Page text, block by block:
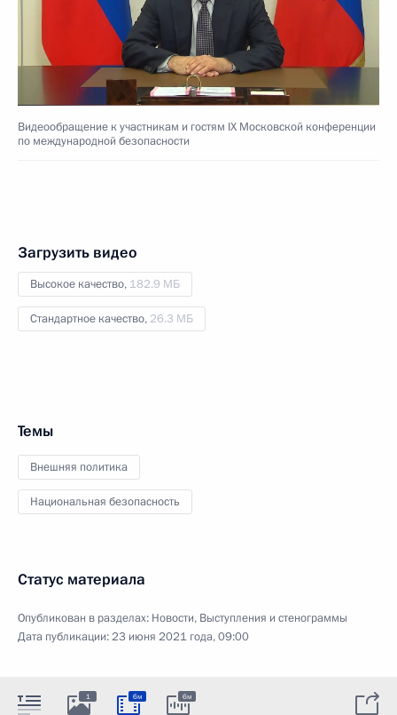
Видеообращение к участникам и гостям IX Московской конференции
по международной безопасности
Загрузить видео
Высокое качество, 182.9 МБ
Стандартное качество, 26.3 МБ
Темы
Внешняя политика
Национальная безопасность
Статус материала
Опубликован в разделах: Новости, Выступления и стенограммы
Дата публикации:23 июня 2021 года, 09:00
1 6м 6м